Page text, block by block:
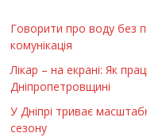
Говорити про воду без
комунікація
Лікар – на екрані: Як
Дніпропетровщині
У Дніпрі триває
сезону